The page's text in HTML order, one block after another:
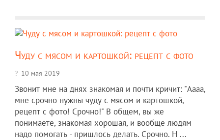
Чуду с мясом и картошкой: рецепт с фото
10 мая 2019
Звонит мне на днях знакомая и почти кричит: "Аааа,
мне срочно нужны чуду с мясом и картошкой,
рецепт с фото! Срочно!" В общем, вы же
понимаете, знакомая хорошая, и вообще людям
надо помогать - пришлось делать. Срочно. Н ...